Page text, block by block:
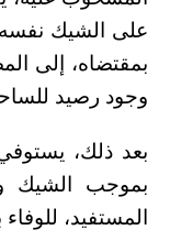
على الشيك نفسه،
بمقتضاه، إلى
وجود رصيد
بعد ذلك،
بموجب الشيك
المستفيد،